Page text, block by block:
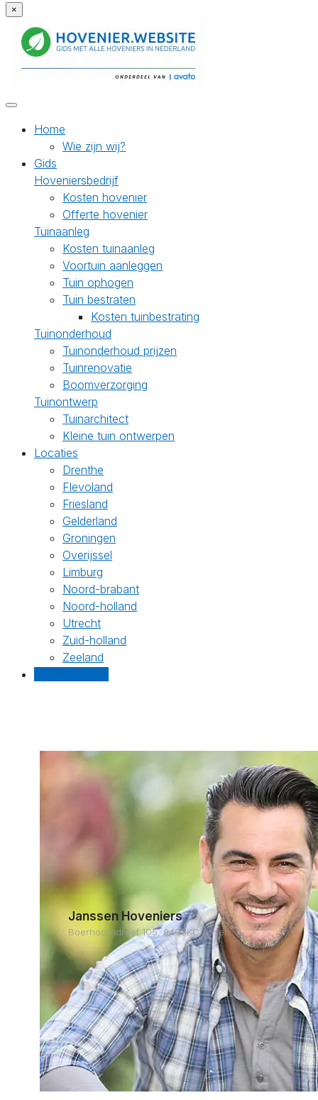
×
Home
Wie zijn wij?
Gids
Hoveniersbedrijf
Kosten hovenier
Offerte hovenier
Tuinaanleg
Kosten tuinaanleg
Voortuin aanleggen
Tuin ophogen
Tuin bestraten
Kosten tuinbestrating
Tuinonderhoud
Tuinonderhoud prijzen
Tuinrenovatie
Boomverzorging
Tuinontwerp
Tuinarchitect
Kleine tuin ontwerpen
Locaties
Drenthe
Flevoland
Friesland
Gelderland
Groningen
Overijssel
Limburg
Noord-brabant
Noord-holland
Utrecht
Zuid-holland
Zeeland
Janssen Hoveniers
Boerhoorndreef 105, 9403KC Assen